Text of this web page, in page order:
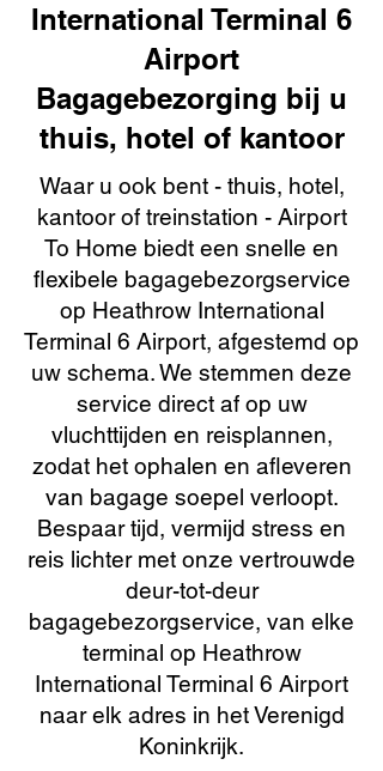
International Terminal 6
Airport
Bagagebezorging bij u
thuis, hotel of kantoor
Waar u ook bent - thuis, hotel,
kantoor of treinstation - Airport
To Home biedt een snelle en
flexibele bagagebezorgservice
op Heathrow International
Terminal 6 Airport, afgestemd op
uw schema. We stemmen deze
service direct af op uw
vluchttijden en reisplannen,
zodat het ophalen en afleveren
van bagage soepel verloopt.
Bespaar tijd, vermijd stress en
reis lichter met onze vertrouwde
deur-tot-deur
bagagebezorgservice, van elke
terminal op Heathrow
International Terminal 6 Airport
naar elk adres in het Verenigd
Koninkrijk.